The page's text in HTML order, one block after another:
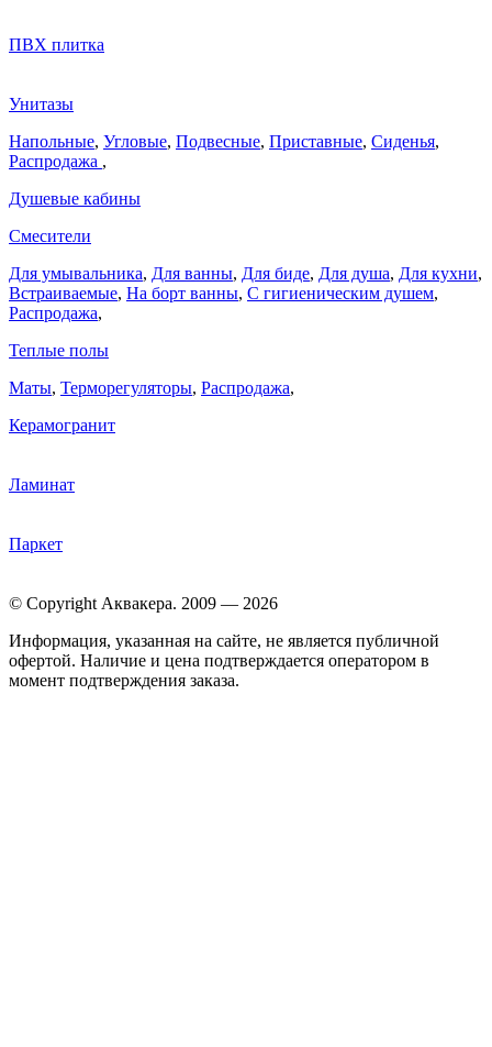
ПВХ плитка
Унитазы
Напольные, Угловые, Подвесные, Приставные, Сиденья,
Распродажа ,
Душевые кабины
Смесители
Для умывальника, Для ванны, Для биде, Для душа, Для кухни,
Встраиваемые, На борт ванны, C гигиеническим душем,
Распродажа,
Теплые полы
Маты, Терморегуляторы, Распродажа,
Керамогранит
Ламинат
Паркет
© Copyright Аквакера. 2009 — 2026
Информация, указанная на сайте, не является публичной
офертой. Наличие и цена подтверждается оператором в
момент подтверждения заказа.